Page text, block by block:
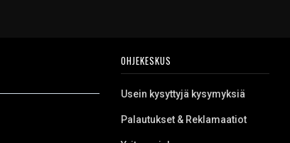
OHJEKESKUS
Usein kysyttyjä kysymyksiä
Palautukset & Reklamaatiot